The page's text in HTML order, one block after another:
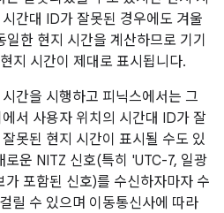
간대 ID가 잘못된 경우에도 겨울
한 현지 시간을 계산하므로 기기
지 시간이 제대로 표시됩니다.
간을 시행하고 피닉스에서는 그
서 사용자 위치의 시간대 ID가 잘
못된 현지 시간이 표시될 수도 있
로운 NITZ 신호(특히 'UTC-7, 일광
포함된 신호)를 수신하자마자 수
릴 수 있으며 이동통신사에 따라